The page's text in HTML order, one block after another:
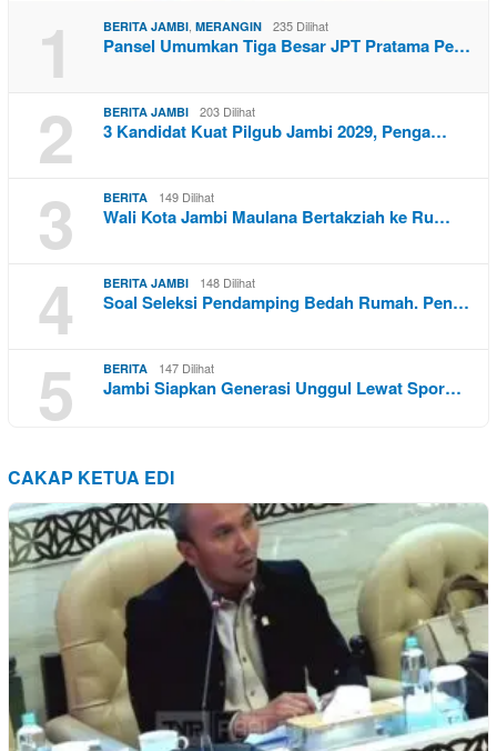
1 BERITA JAMBI MERANGIN 235 Dilihat
Pansel Umumkan Tiga Besar JPT Pratama Pe…
2 BERITA JAMBI 203 Dilihat
3 Kandidat Kuat Pilgub Jambi 2029, Penga…
3 BERITA 149 Dilihat
Wali Kota Jambi Maulana Bertakziah ke Ru…
4 BERITA JAMBI 148 Dilihat
Soal Seleksi Pendamping Bedah Rumah. Pen…
5 BERITA 147 Dilihat
Jambi Siapkan Generasi Unggul Lewat Spor…
CAKAP KETUA EDI